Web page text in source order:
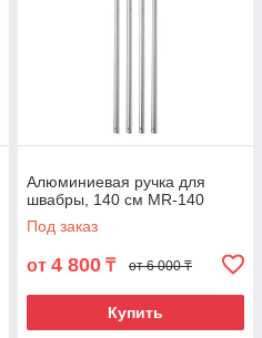
Алюминиевая ручка для
швабры, 140 см MR-140
Под заказ
от 4 800 ₸ от 6 000 ₸
Купить